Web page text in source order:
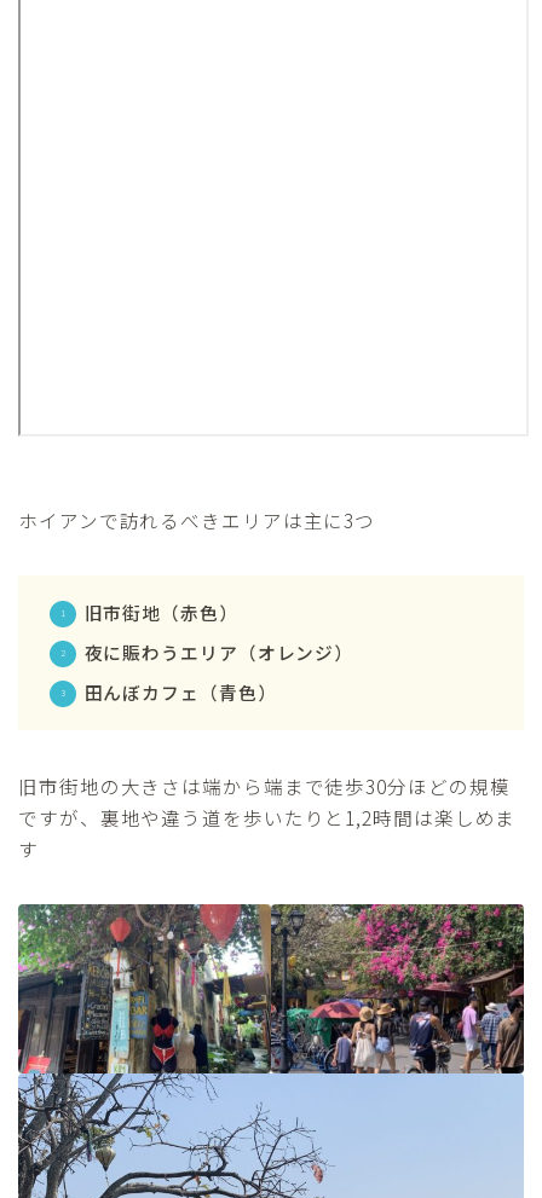
ホイアンで訪れるべきエリアは主に3つ
旧市街地（赤色）
夜に賑わうエリア（オレンジ）
田んぼカフェ（青色）
旧市街地の大きさは端から端まで徒歩30分ほどの規模
ですが、裏地や違う道を歩いたりと1,2時間は楽しめま
す